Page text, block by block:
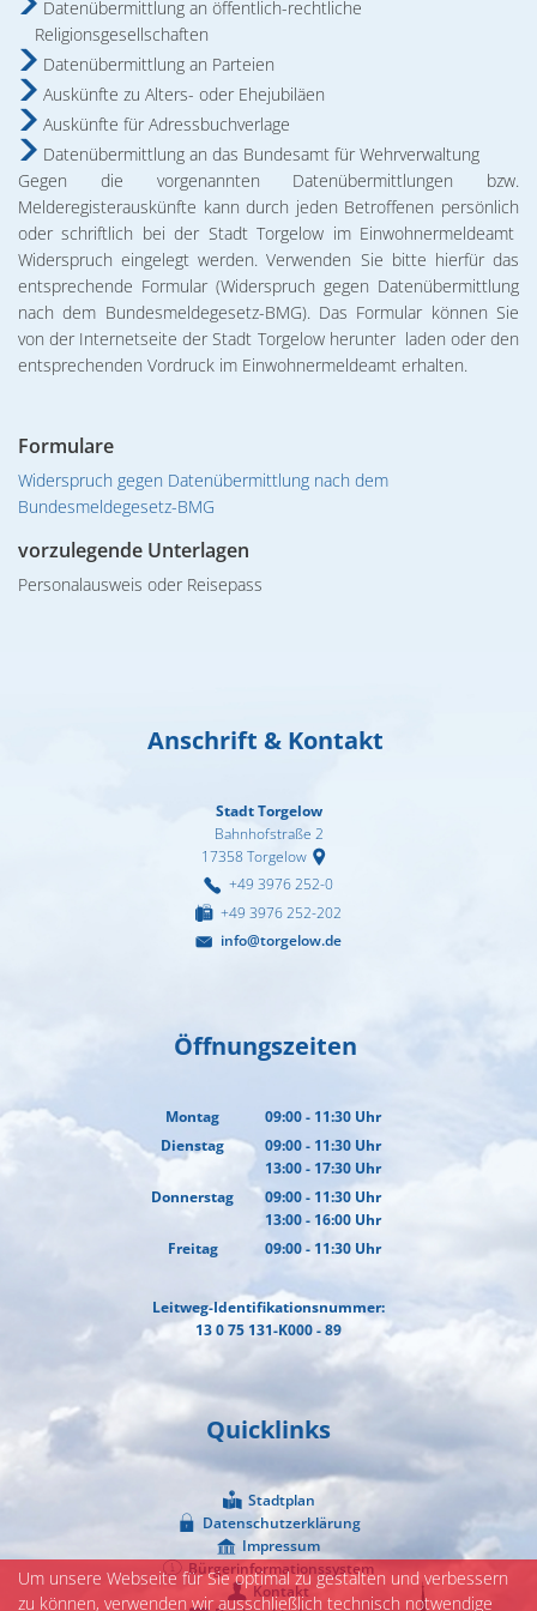
Wohnen
Europäischer Fonds für regionale
Datenübermittlung an öffentlich-rechtliche
Religionsgesellschaften
Datenübermittlung an Parteien
Auskünfte zu Alters- oder Ehejubiläen
Auskünfte für Adressbuchverlage
Datenübermittlung an das Bundesamt für Wehrverwaltung
Gegen die vorgenannten Datenübermittlungen bzw.
Melderegisterauskünfte kann durch jeden Betroffenen persönlich
oder schriftlich bei der Stadt Torgelow im Einwohnermeldeamt
Widerspruch eingelegt werden. Verwenden Sie bitte hierfür das
entsprechende Formular (Widerspruch gegen Datenübermittlung
nach dem Bundesmeldegesetz-BMG). Das Formular können Sie
von der Internetseite der Stadt Torgelow herunter laden oder den
entsprechenden Vordruck im Einwohnermeldeamt erhalten.
Formulare
Widerspruch gegen Datenübermittlung nach dem
Bundesmeldegesetz-BMG
vorzulegende Unterlagen
Personalausweis oder Reisepass
Anschrift & Kontakt
Stadt Torgelow
Bahnhofstraße 2
17358 Torgelow
+49 3976 252-0
+49 3976 252-202
info@torgelow.de
Öffnungszeiten
Montag 09:00- 11:30Uhr
Von 09:00 bis 11:30 Uhr
Dienstag 09:00- 11:30Uhr
Von 09:00 bis 11:30 Uhr
13:00- 17:30Uhr
Von 13:00 bis 17:30 Uhr
Donnerstag 09:00- 11:30Uhr
Von 09:00 bis 11:30 Uhr
13:00- 16:00Uhr
Von 13:00 bis 16:00 Uhr
Freitag 09:00- 11:30Uhr
Leitweg-Identifikationsnummer:
13 0 75 131-K000 - 89
Quicklinks
Stadtplan
Datenschutzerklärung
Impressum
Bürgerinformationssystem
Kontakt
Um unsere Webseite für Sie optimal zu gestalten und verbessern
zu können, verwenden wir ausschließlich technisch notwendige